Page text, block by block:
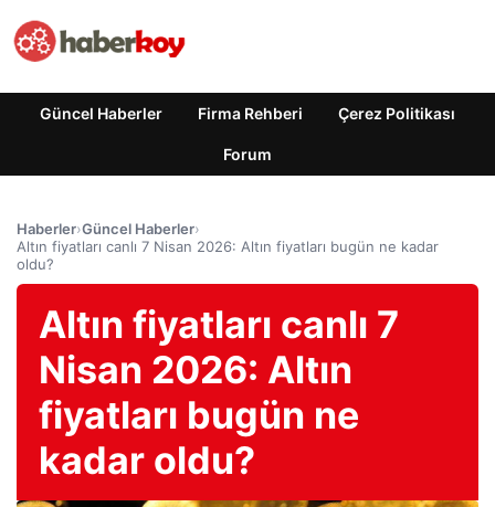
Güncel Haberler Firma Rehberi Çerez Politikası
Forum
Haberler›Güncel Haberler›
Altın fiyatları canlı 7 Nisan 2026: Altın fiyatları bugün ne kadar
oldu?
Altın fiyatları canlı 7
Nisan 2026: Altın
fiyatları bugün ne
kadar oldu?